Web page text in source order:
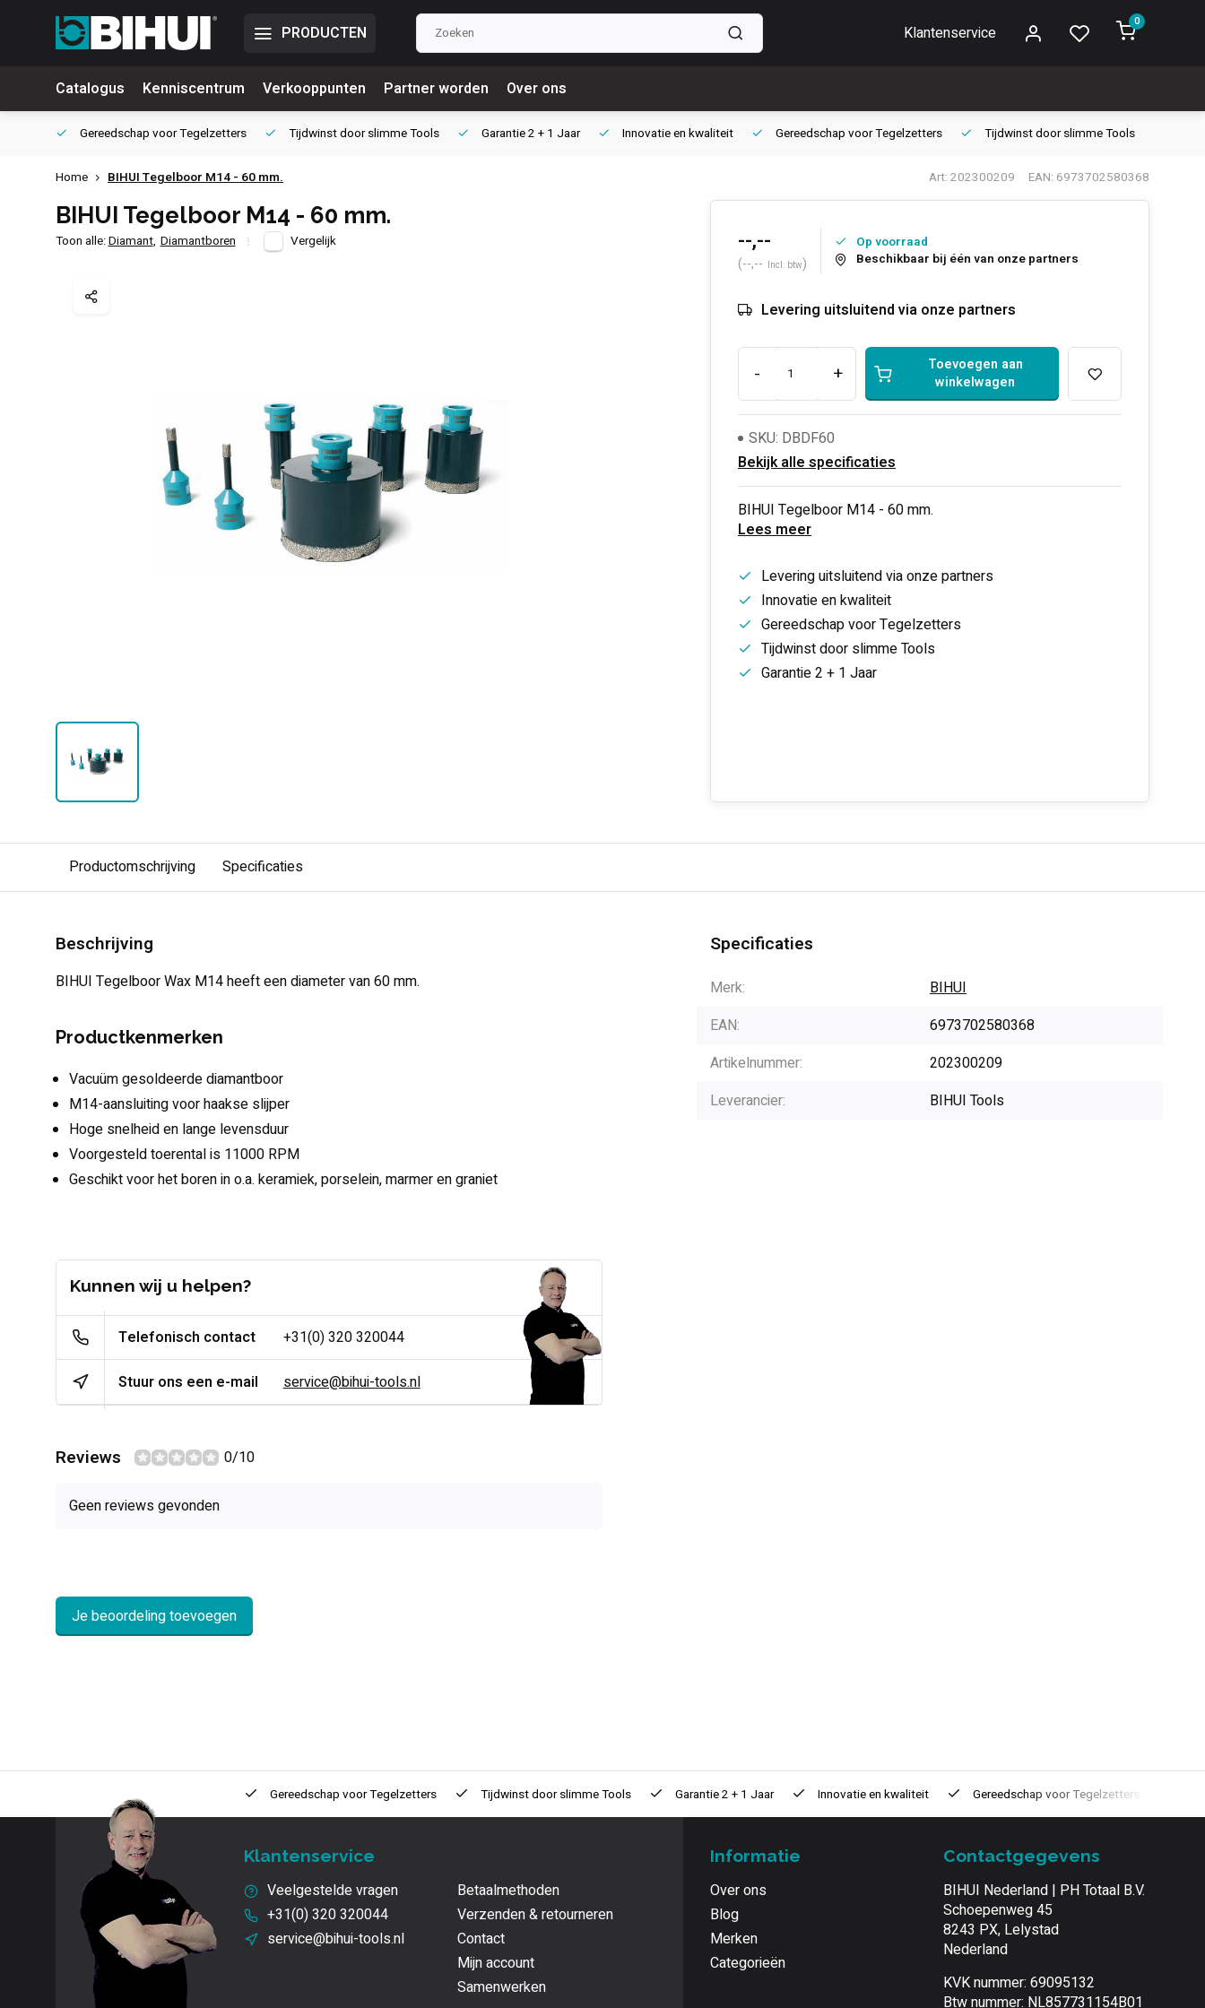
PRODUCTEN Klantenservice
0
Catalogus Kenniscentrum Verkooppunten Partner worden Over ons
Gereedschap voorTegelzetters Tijdwinst doorslimme Tools Garantie2 + 1 Jaar Innovatieen kwaliteit Gereedschap voorTegelzetters Tijdwinst doorslimme Tools
Home BIHUI Tegelboor M14 - 60 mm. Art: 202300209 EAN: 6973702580368
BIHUI Tegelboor M14 - 60 mm.
Toon alle:Diamant, Diamantboren Vergelijk --,--
(--,-- Incl. btw)
Op voorraad
Beschikbaar bij één van onze partners
Levering uitsluitend via onze partners
- +
Toevoegen aan
winkelwagen
SKU: DBDF60
Bekijk alle specificaties
BIHUI Tegelboor M14 - 60 mm.
Lees meer
Levering uitsluitend via onze partners
Innovatie en kwaliteit
Gereedschap voor Tegelzetters
Tijdwinst door slimme Tools
Garantie 2 + 1 Jaar
Productomschrijving Specificaties
Beschrijving
BIHUI Tegelboor Wax M14 heeft een diameter van 60 mm.
Productkenmerken
Vacuüm gesoldeerde diamantboor
M14-aansluiting voor haakse slijper
Hoge snelheid en lange levensduur
Voorgesteld toerental is 11000 RPM
Geschikt voor het boren in o.a. keramiek, porselein, marmer en graniet
Kunnen wij u helpen?
Telefonisch contact +31(0) 320 320044
Stuur ons een e-mail service@bihui-tools.nl
Reviews 0/10
Geen reviews gevonden
Je beoordeling toevoegen
Specificaties
Merk:
BIHUI
EAN:
6973702580368
Artikelnummer:
202300209
Leverancier:
BIHUI Tools
Innovatie Gereedschap voorTegelzetters Tijdwinst doorslimme Tools Garantie2 + 1 Jaar Innovatieen kwaliteit Gereedschap voorTegelzetters
Klantenservice
Veelgestelde vragen
+31(0) 320 320044
service@bihui-tools.nl
Betaalmethoden
Verzenden & retourneren
Contact
Mijn account
Samenwerken
Informatie
Over ons
Blog
Merken
Categorieën
Contactgegevens
BIHUI Nederland | PH Totaal B.V.
Schoepenweg 45
8243 PX, Lelystad
Nederland
KVK nummer: 69095132
Btw nummer: NL857731154B01